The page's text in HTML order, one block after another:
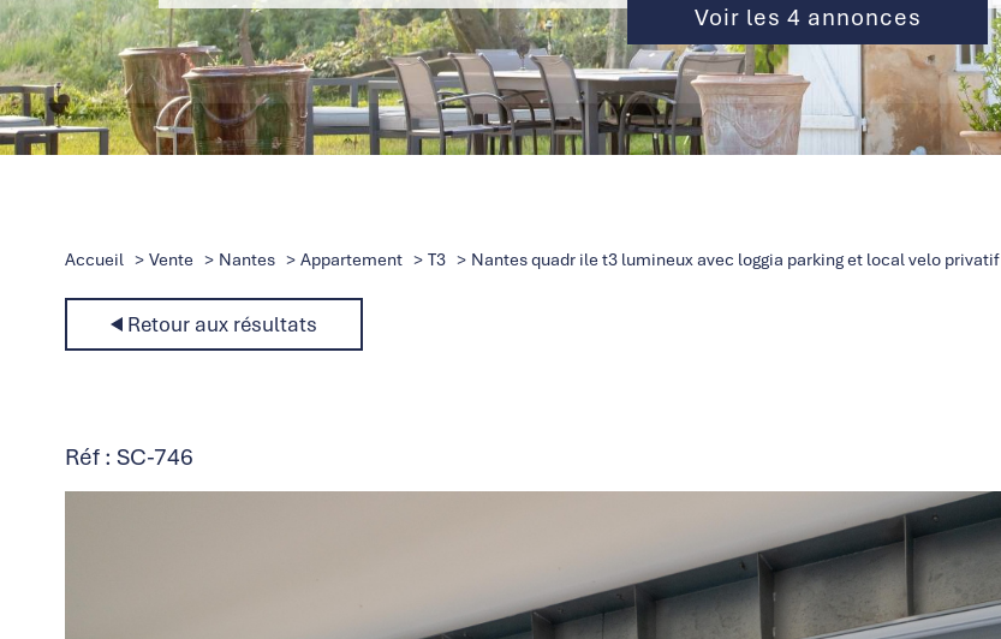
Voir les 4 annonces
Accueil Vente Nantes Appartement T3 Nantes quadr ile t3 lumineux avec loggia parking et local velo privatif
Retour aux résultats
Réf : SC-746